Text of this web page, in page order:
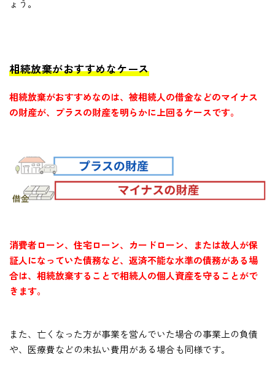
ょう。
相続放棄がおすすめなケース
相続放棄がおすすめなのは、被相続人の借金などのマイナス
の財産が、プラスの財産を明らかに上回るケースです。
消費者ローン、住宅ローン、カードローン、または故人が保
証人になっていた債務など、返済不能な水準の債務がある場
合は、相続放棄することで相続人の個人資産を守ることがで
きます。
また、亡くなった方が事業を営んでいた場合の事業上の負債
や、医療費などの未払い費用がある場合も同様です。